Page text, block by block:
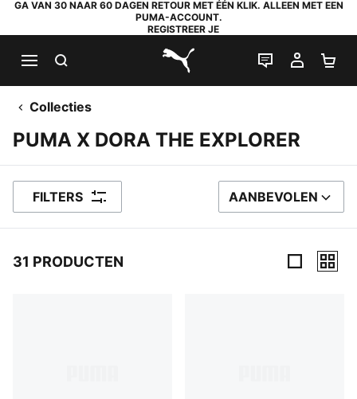
GA VAN 30 NAAR 60 DAGEN RETOUR MET ÉÉN KLIK. ALLEEN MET EEN
PUMA-ACCOUNT.
REGISTREER JE
PUMA.com
LIVE CHAT
MIJN
Collecties
PUMA X DORA THE EXPLORER
FILTERS SORTEER OP
AANBEVOLEN
31 PRODUCTEN